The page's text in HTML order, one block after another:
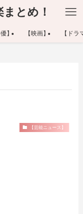
とめ！
優】 【映画】 【ドラ
【芸能ニュース】